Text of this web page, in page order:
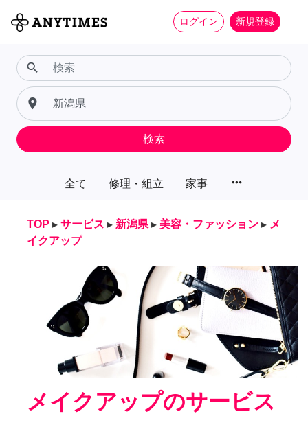
ログイン 新規登録
全て 修理・組立 家事 more_horiz
search
place
検索
TOP ▸ サービス ▸ 新潟県 ▸ 美容・ファッション ▸ メ
イクアップ
メイクアップのサービス